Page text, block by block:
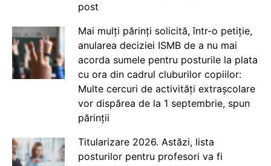
post
Mai mulți părinți solicită, într-o petiție,
anularea deciziei ISMB de a nu mai
acorda sumele pentru posturile la plata
cu ora din cadrul cluburilor copiilor:
Multe cercuri de activități extrașcolare
vor dispărea de la 1 septembrie, spun
părinții
Titularizare 2026. Astăzi, lista
posturilor pentru profesori va fi